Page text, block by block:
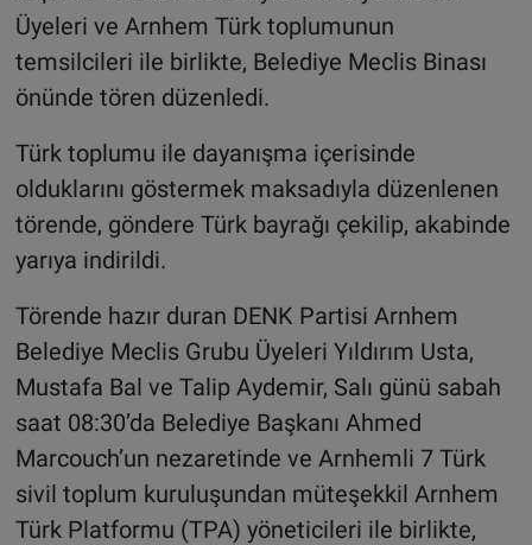
Üyeleri ve Arnhem Türk toplumunun
temsilcileri ile birlikte, Belediye Meclis Binası
önünde tören düzenledi.
Türk toplumu ile dayanışma içerisinde
olduklarını göstermek maksadıyla düzenlenen
törende, göndere Türk bayrağı çekilip, akabinde
yarıya indirildi.
Törende hazır duran DENK Partisi Arnhem
Belediye Meclis Grubu Üyeleri Yıldırım Usta,
Mustafa Bal ve Talip Aydemir, Salı günü sabah
saat 08:30’da Belediye Başkanı Ahmed
Marcouch’un nezaretinde ve Arnhemli 7 Türk
sivil toplum kuruluşundan müteşekkil Arnhem
Türk Platformu (TPA) yöneticileri ile birlikte,